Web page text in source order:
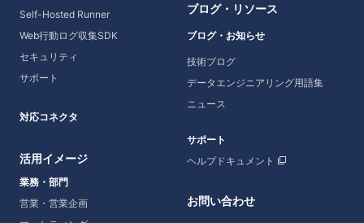
Self-Hosted Runner
Web行動ログ収集SDK
セキュリティ
サポート
対応コネクタ
活用イメージ
業務・部門
営業・営業企画
ブログ・リソース
ブログ・お知らせ
技術ブログ
データエンジニアリング用語集
ニュース
サポート
ヘルプドキュメント
お問い合わせ